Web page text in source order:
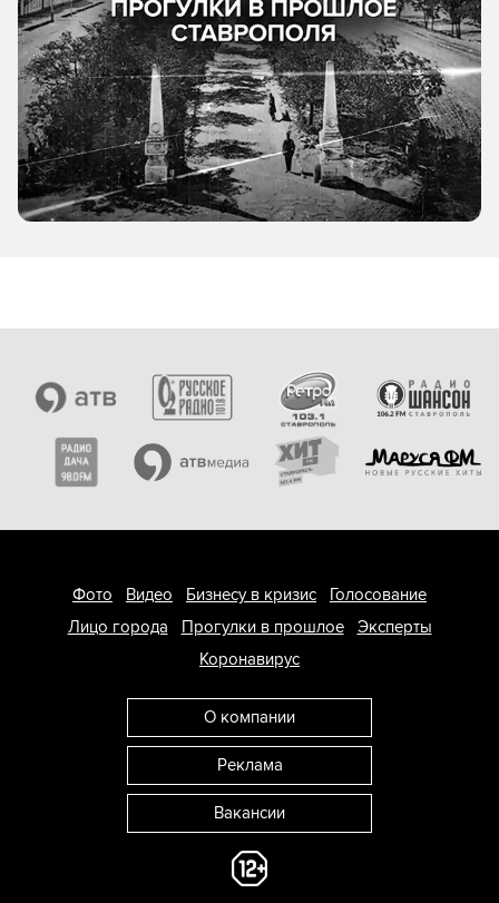
Фото Видео Бизнесу в кризис
Голосование
Лицо города
Прогулки в прошлое
Эксперты
Коронавирус
О компании
Реклама
Вакансии